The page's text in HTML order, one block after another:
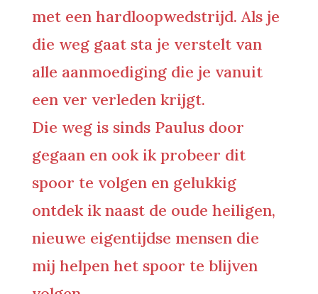
met een hardloopwedstrijd. Als je
die weg gaat sta je verstelt van
alle aanmoediging die je vanuit
een ver verleden krijgt.
Die weg is sinds Paulus door
gegaan en ook ik probeer dit
spoor te volgen en gelukkig
ontdek ik naast de oude heiligen,
nieuwe eigentijdse mensen die
mij helpen het spoor te blijven